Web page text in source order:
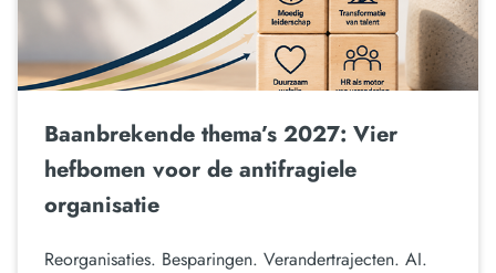
Baanbrekende thema’s 2027: Vier
hefbomen voor de antifragiele
organisatie
Reorganisaties. Besparingen. Verandertrajecten. AI.